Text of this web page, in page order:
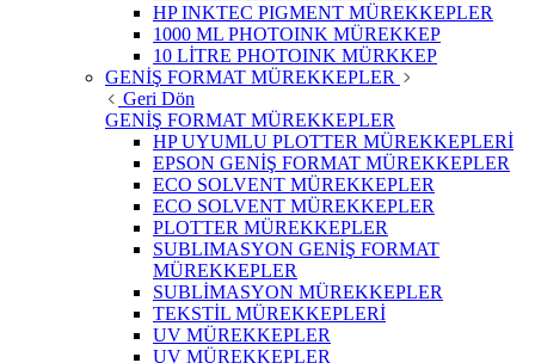
HP INKTEC PIGMENT MÜREKKEPLER
1000 ML PHOTOINK MÜREKKEP
10 LİTRE PHOTOINK MÜRKKEP
GENİŞ FORMAT MÜREKKEPLER
Geri Dön
GENİŞ FORMAT MÜREKKEPLER
HP UYUMLU PLOTTER MÜREKKEPLERİ
EPSON GENİŞ FORMAT MÜREKKEPLER
ECO SOLVENT MÜREKKEPLER
ECO SOLVENT MÜREKKEPLER
PLOTTER MÜREKKEPLER
SUBLIMASYON GENİŞ FORMAT
MÜREKKEPLER
SUBLİMASYON MÜREKKEPLER
TEKSTİL MÜREKKEPLERİ
UV MÜREKKEPLER
UV MÜREKKEPLER